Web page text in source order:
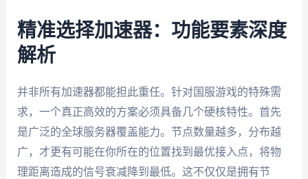
精准选择加速器：功能要素深度
解析
并非所有加速器都能担此重任。针对国服游戏的特殊需
求，一个真正高效的方案必须具备几个硬核特性。首先
是广泛的全球服务器覆盖能力。节点数量越多，分布越
广，才更有可能在你所在的位置找到最优接入点，将物
理距离造成的信号衰减降到最低。这不仅仅是拥有节